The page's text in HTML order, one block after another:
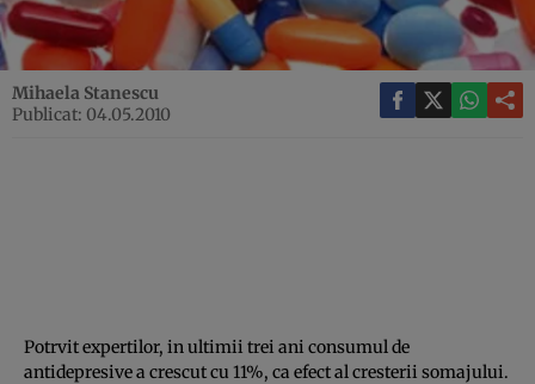
Mihaela Stanescu
Publicat: 04.05.2010
Potrvit expertilor, in ultimii trei ani consumul de
antidepresive a crescut cu 11%, ca efect al cresterii somajului.